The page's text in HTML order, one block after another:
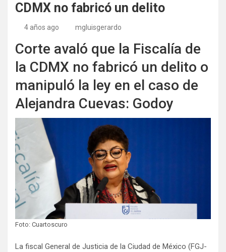
CDMX no fabricó un delito
4 años ago mgluisgerardo
Corte avaló que la Fiscalía de
la CDMX no fabricó un delito o
manipuló la ley en el caso de
Alejandra Cuevas: Godoy
Foto: Cuartoscuro
La fiscal General de Justicia de la Ciudad de México (FGJ-